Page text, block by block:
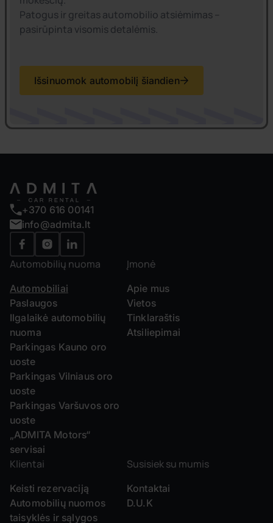
Patogus ir greitas automobilio atsiėmimas –
pasirūpinta visomis detalėmis.
Išsinuomok automobilį šiandien
+370 616 00141
info@admita.lt
Automobilių nuoma
Automobiliai
Paslaugos
Ilgalaikė automobilių
nuoma
Parkingas Kauno oro
uoste
Parkingas Vilniaus oro
uoste
Parkingas Varšuvos oro
uoste
„ADMITA Motors“
servisai
Įmonė
Apie mus
Vietos
Tinklaraštis
Atsiliepimai
Klientai
Keisti rezervaciją
Automobilių nuomos
taisyklės ir sąlygos
Susisiek su mumis
Kontaktai
D.U.K